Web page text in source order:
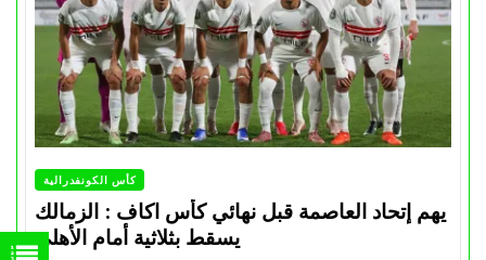
كأس الكونفدرالية
يهم إتحاد العاصمة قبل نهائي كأس اكاف : الزمالك